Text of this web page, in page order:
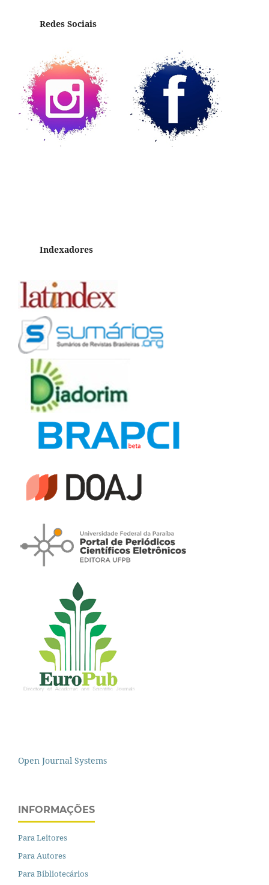
Redes Sociais
Indexadores
Open Journal Systems
INFORMAÇÕES
Para Leitores
Para Autores
Para Bibliotecários